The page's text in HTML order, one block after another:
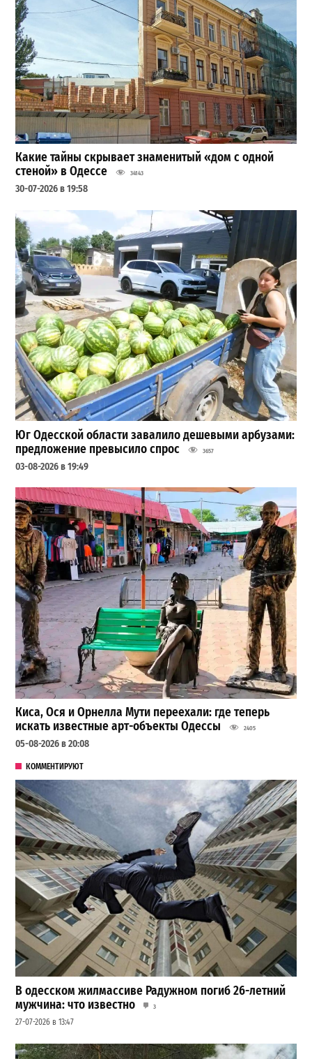
Какие тайны скрывает знаменитый «дом с одной
стеной» в Одессе
34143
30-07-2026 в 19:58
Юг Одесской области завалило дешевыми арбузами:
предложение превысило спрос
3657
03-08-2026 в 19:49
Киса, Ося и Орнелла Мути переехали: где теперь
искать известные арт-объекты Одессы
2405
05-08-2026 в 20:08
КОММЕНТИРУЮТ
В одесском жилмассиве Радужном погиб 26-летний
мужчина: что известно
3
27-07-2026 в 13:47